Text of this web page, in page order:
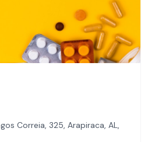
Correia, 325, Arapiraca, AL,